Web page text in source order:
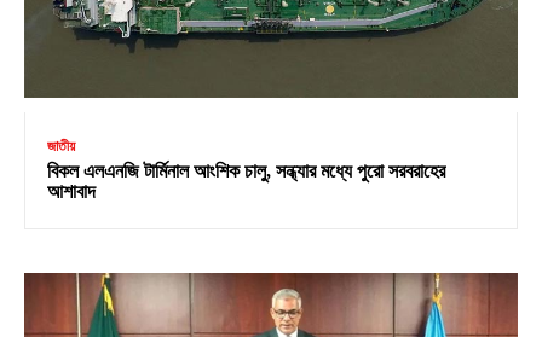
জাতীয়
বিকল এলএনজি টার্মিনাল আংশিক চালু, সন্ধ্যার মধ্যে পুরো সরবরাহের
আশাবাদ